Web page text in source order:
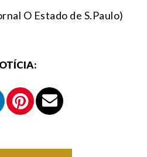
O Estado de S.Paulo)